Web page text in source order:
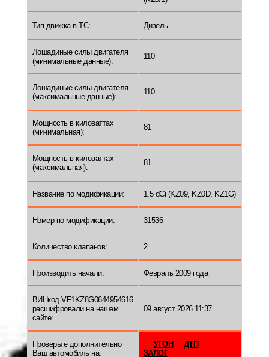
Тип движка в ТС: Дизель
Лошадиные силы двигателя
(минимальные данные):
110
Лошадиные силы двигателя
(максимальные данные):
110
Мощность в киловаттах
(минимальная):
81
Мощность в киловаттах
(максимальная):
81
Название по модификации: 1.5 dCi (KZ09, KZ0D, KZ1G)
Номер по модификации: 31536
Количество клапанов: 2
Производить начали: Февраль 2009 года
ВИНкод VF1KZ8G0644954616
расшифровали на нашем
сайте:
09 август 2026 11:37
Проверьте дополнительно
Ваш автомобиль на:
УГОН
ДТП
ЗАЛОГ